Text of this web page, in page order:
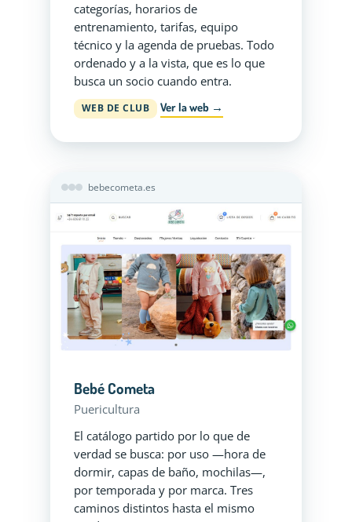
categorías, horarios de
entrenamiento, tarifas, equipo
técnico y la agenda de pruebas. Todo
ordenado y a la vista, que es lo que
busca un socio cuando entra.
WEB DE CLUB Ver la web →
bebecometa.es
Bebé Cometa
Puericultura
El catálogo partido por lo que de
verdad se busca: por uso —hora de
dormir, capas de baño, mochilas—,
por temporada y por marca. Tres
caminos distintos hasta el mismo